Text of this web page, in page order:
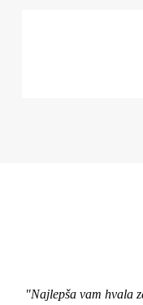
"Najlepša vam hvala